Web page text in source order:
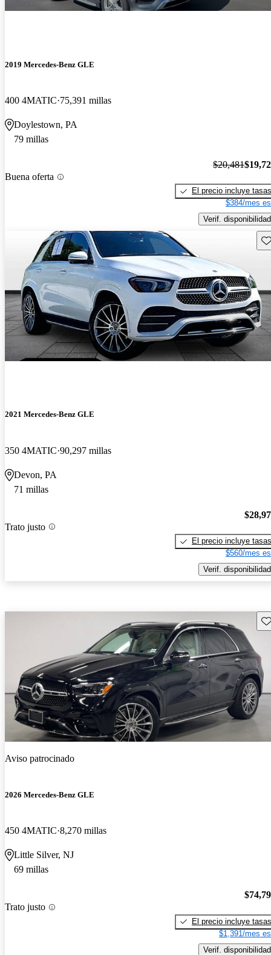
2019 Mercedes-Benz GLE
400 4MATIC 75,391 millas
Doylestown, PA
79 millas
Buena oferta
$20,481
El precio incluye tasas
$384/mes
Verif. disponibilidad
2021 Mercedes-Benz GLE
350 4MATIC 90,297 millas
Devon, PA
71 millas
Trato justo
El precio incluye tasas
$560/mes
Verif. disponibilidad
Aviso patrocinado
2026 Mercedes-Benz GLE
450 4MATIC 8,270 millas
Little Silver, NJ
69 millas
Trato justo
El precio incluye tasas
$1,391/mes
Verif. disponibilidad